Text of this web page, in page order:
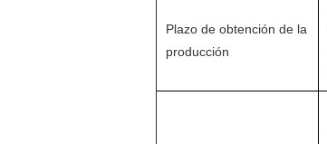
Plazo de obtención de la
producción